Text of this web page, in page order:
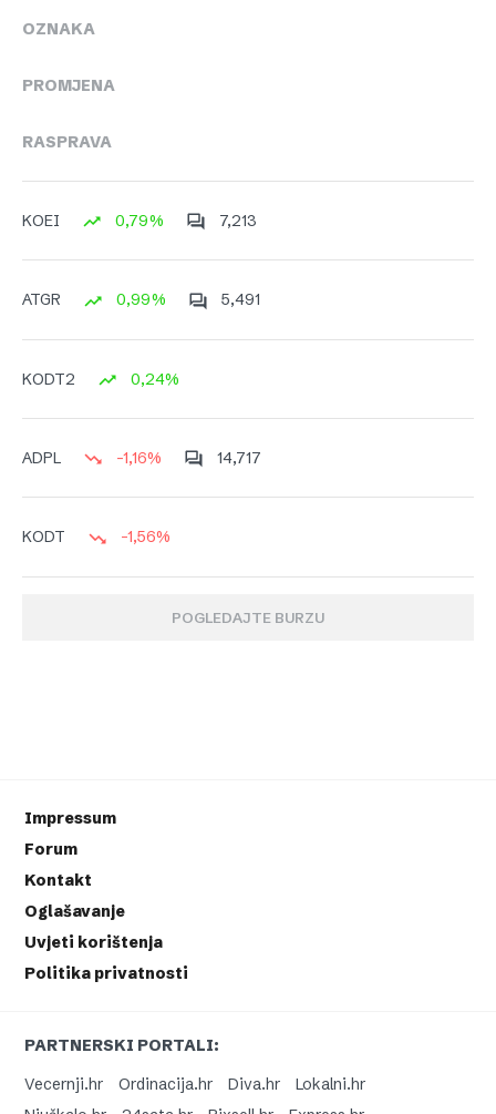
OZNAKA
PROMJENA
RASPRAVA
KOEI 0,79% 7,213
ATGR 0,99% 5,491
KODT2 0,24%
ADPL -1,16% 14,717
KODT -1,56%
POGLEDAJTE BURZU
Impressum
Forum
Kontakt
Oglašavanje
Uvjeti korištenja
Politika privatnosti
PARTNERSKI PORTALI:
Vecernji.hr
Ordinacija.hr Diva.hr
Lokalni.hr